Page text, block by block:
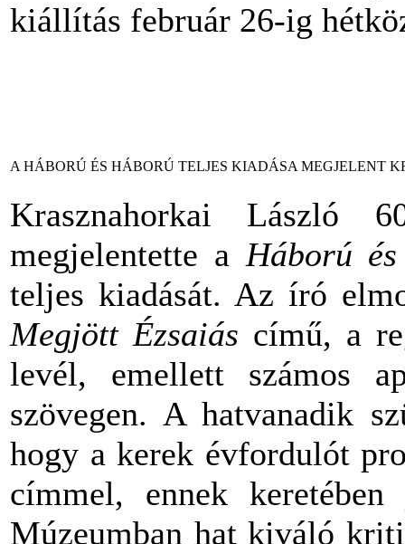
kiállítás február 26-ig
A HÁBORÚ ÉS HÁBORÚ TELJES KIADÁSA MEGJELENT
Krasznahorkai László
megjelentette a Háború
teljes kiadását. Az író
Megjött Ézsaiás című, a
levél, emellett számos
szövegen. A hatvanadik
hogy a kerek évfordulót
címmel, ennek
Múzeumban hat kiváló